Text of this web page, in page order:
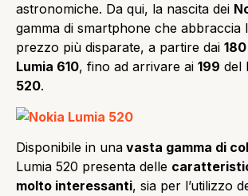
astronomiche. Da qui, la nascita dei
gamma di smartphone che abbraccia
prezzo più disparate, a partire dai 180
Lumia 610, fino ad arrivare ai 199 del
520.
Disponibile in una vasta gamma di
Lumia 520 presenta delle
molto interessanti, sia per l’utilizzo